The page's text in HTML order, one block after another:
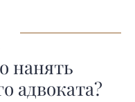
нанять
адвоката?